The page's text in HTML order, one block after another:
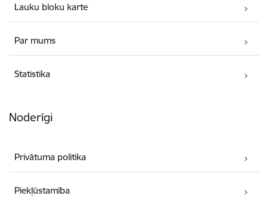
Lauku bloku karte
Par mums
Statistika
Noderīgi
Privātuma politika
Piekļūstamība